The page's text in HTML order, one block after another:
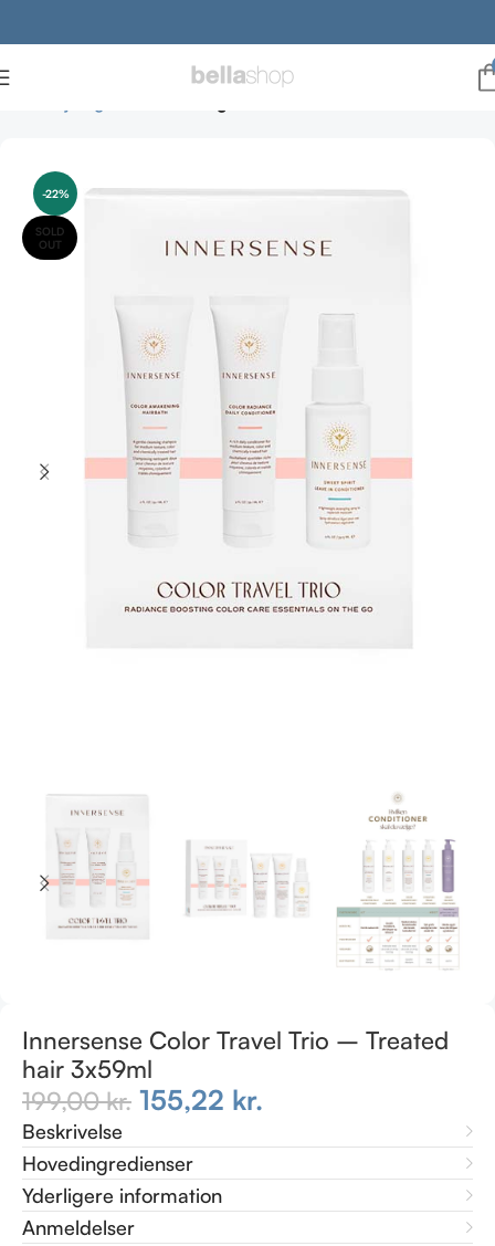
-22%
SOLD
OUT
Innersense Color Travel Trio – Treated
hair 3x59ml
199,00kr. 155,22 kr.
Beskrivelse
Hovedingredienser
Yderligere information
Anmeldelser